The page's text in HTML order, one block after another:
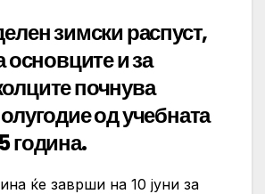
зимски распуст,
основците и за
почнува
од учебната
година.
ќе заврши на 10 јуни за